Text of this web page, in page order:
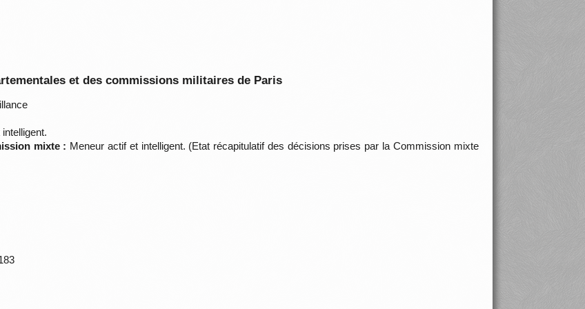
et des commissions militaires de Paris
mixte : Meneur actif et intelligent. (Etat récapitulatif des décisions prises par la Commission mixte